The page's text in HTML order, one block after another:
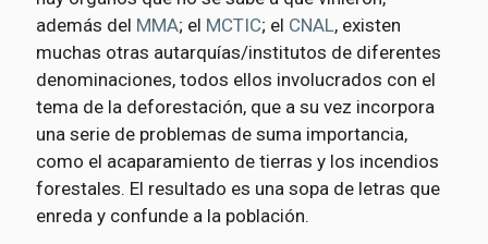
además del MMA; el MCTIC; el CNAL, existen
muchas otras autarquías/institutos de diferentes
denominaciones, todos ellos involucrados con el
tema de la deforestación, que a su vez incorpora
una serie de problemas de suma importancia,
como el acaparamiento de tierras y los incendios
forestales. El resultado es una sopa de letras que
enreda y confunde a la población.